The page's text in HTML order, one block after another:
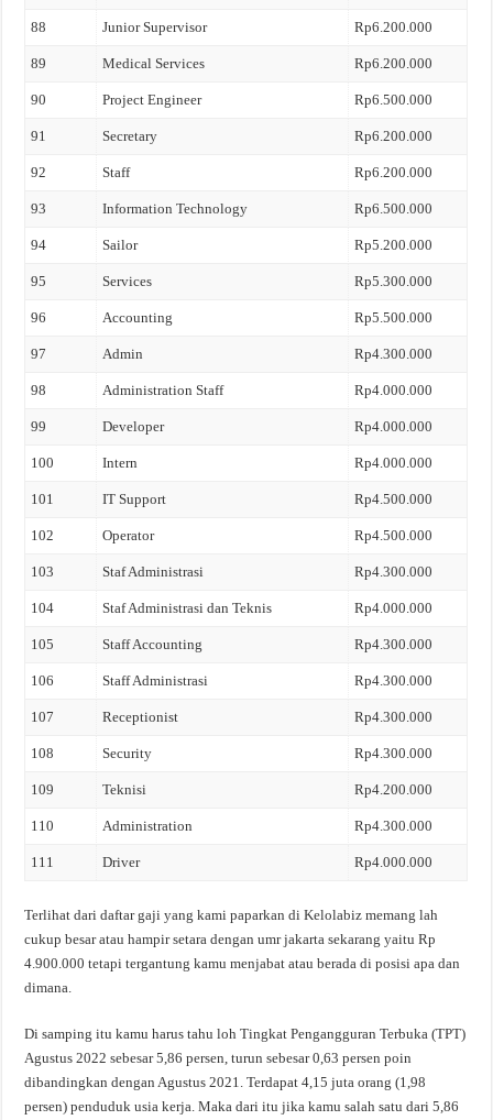
88 Junior Supervisor Rp6.200.000
89 Medical Services Rp6.200.000
90 Project Engineer Rp6.500.000
91 Secretary Rp6.200.000
92 Staff Rp6.200.000
93 Information Technology Rp6.500.000
94 Sailor Rp5.200.000
95 Services Rp5.300.000
96 Accounting Rp5.500.000
97 Admin Rp4.300.000
98 Administration Staff Rp4.000.000
99 Developer Rp4.000.000
100 Intern Rp4.000.000
101 IT Support Rp4.500.000
102 Operator Rp4.500.000
103 Staf Administrasi Rp4.300.000
104 Staf Administrasi dan Teknis Rp4.000.000
105 Staff Accounting Rp4.300.000
106 Staff Administrasi Rp4.300.000
107 Receptionist Rp4.300.000
108 Security Rp4.300.000
109 Teknisi Rp4.200.000
110 Administration Rp4.300.000
111 Driver Rp4.000.000
Terlihat dari daftar gaji yang kami paparkan di Kelolabiz memang lah
cukup besar atau hampir setara dengan umr jakarta sekarang yaitu Rp
4.900.000 tetapi tergantung kamu menjabat atau berada di posisi apa dan
dimana.
Di samping itu kamu harus tahu loh Tingkat Pengangguran Terbuka (TPT)
Agustus 2022 sebesar 5,86 persen, turun sebesar 0,63 persen poin
dibandingkan dengan Agustus 2021. Terdapat 4,15 juta orang (1,98
persen) penduduk usia kerja. Maka dari itu jika kamu salah satu dari 5,86